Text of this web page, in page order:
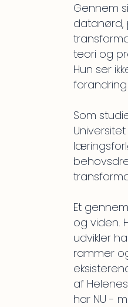
Gennem
datanørd,
teori og
Hun ser
Som
Et
og viden.
udvikler
rammer
af
har NU -